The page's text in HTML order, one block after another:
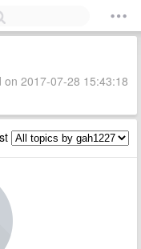
2017-07-28 15:43:18